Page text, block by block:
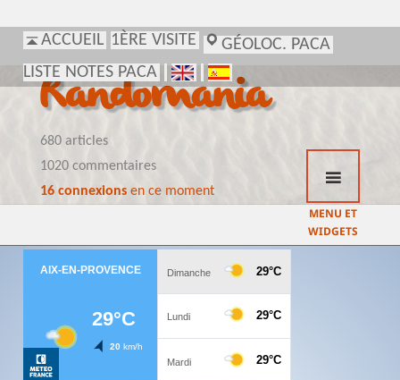
ACCUEIL 1ÈRE VISITE
GÉOLOC. PACA
LISTE NOTES PACA
Randomania
680 articles
1020 commentaires
16 connexionsen ce moment
MENU ET
WIDGETS